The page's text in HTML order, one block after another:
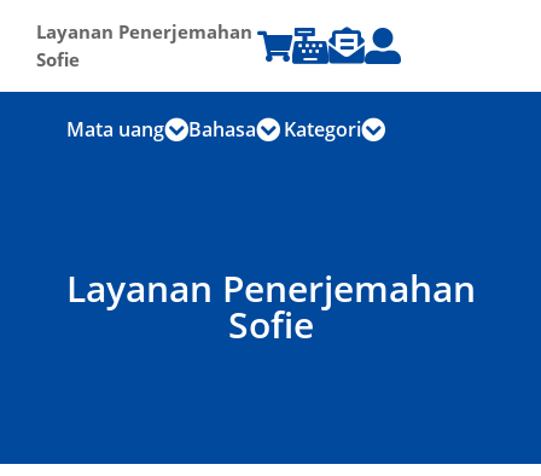
Layanan Penerjemahan
Sofie

Kategori
Mata uangBahasa
Layanan Penerjemahan
Sofie